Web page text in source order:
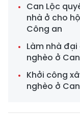
Can Lộc
nhà ở cho
Công an
Làm nhà
nghèo ở
Khởi công
nghèo ở